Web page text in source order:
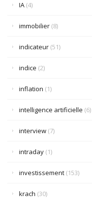
IA (4)
immobilier (8)
indicateur (51)
indice (2)
inflation (1)
intelligence artificielle (6)
interview (7)
intraday (1)
investissement (153)
krach (30)